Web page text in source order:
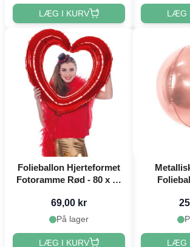
LÆG I KURV LÆG
Folieballon Hjerteformet
Fotoramme Rød - 80 x 70
69,00 kr
På lager
LÆG I KURV LÆG